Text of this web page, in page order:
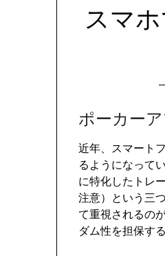
スマ
ポーカー
近年、スマート
るようになって
に特化したトレ
注意）という三
て重視されるの
ダム性を担保す